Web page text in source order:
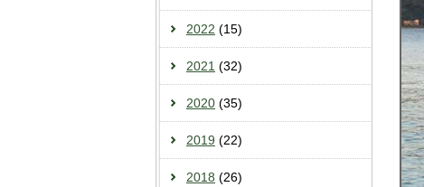
2022 (15)
2021 (32)
2020 (35)
2019 (22)
2018 (26)